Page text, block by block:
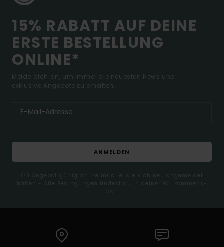
15% RABATT AUF DEINE
ERSTE BESTELLUNG
ONLINE*
Melde dich an, um immer die neuesten News und
exklusive Angebote zu erhalten.
ANMELDEN
(*) Angebot gültig online für alle, die sich neu angemeldet
haben - Alle Bedingungen findest du in deiner Willkommens-
Mail